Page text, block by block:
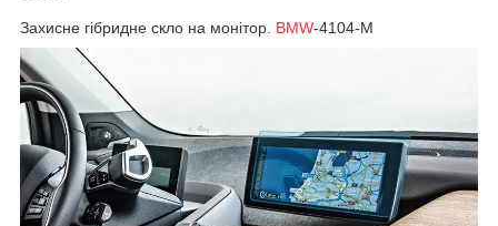
Захисне гібридне скло на монітор. BMW-4104-M